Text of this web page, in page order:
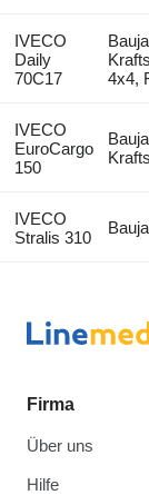
IVECO
Daily
70C17
4x4,
IVECO
EuroCargo
150
IVECO
Stralis 310
Firma
Über uns
Hilfe